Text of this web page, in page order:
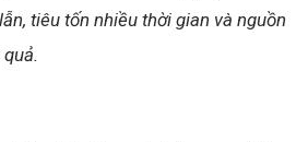
tiêu tốn nhiều thời gian và nguồn